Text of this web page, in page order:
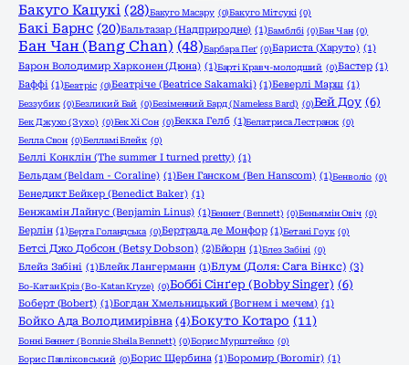
Бакуго Кацукі (28)Бакуго Масару (0)Бакуго Мітсукі (0)
Бакі Барнс (20)Бальтазар (Надприродне) (1)Бамблбі (0)Бан Чан (0)
Бан Чан (Bang Chan) (48)Барбара Пеґ (0)Бариста (Харуто) (1)
Барон Володимир Харконен (Дюна) (1)Барті Кравч-молодший (0)Бастер (1)
Баффі (1)Беатріс (0)Беатріче (Beatrice Sakamaki) (1)Беверлі Марш (1)
Беззубик (0)Безликий Бай (0)Безіменний Бард (Nameless Bard) (0)Бей Доу (6)
Бек Джухо (Зухо) (0)Бек Хі Сон (0)Бекка Гелб (1)Белатриса Лестранж (0)
Белла Свон (0)Белламі Блейк (0)
Беллі Конклін (The summer I turned pretty) (1)
Бельдам (Beldam - Coraline) (1)Бен Ганском (Ben Hanscom) (1)Бенволіо (0)
Бенедикт Бейкер (Benedict Baker) (1)
Бенжамін Лайнус (Benjamin Linus) (1)Беннет (Bennett) (0)Беньямін Овіч (0)
Берлін (1)Берта Голандська (0)Бертрада де Монфор (1)Бетані Гоук (0)
Бетсі Джо Добсон (Betsy Dobson) (2)Бйорн (1)Блез Забіні (0)
Блейз Забіні (1)Блейк Лангерманн (1)Блум (Доля: Сага Вінкс) (3)
Бо-Катан Кріз (Bo-Katan Kryze) (0)Боббі Сінґер (Bobby Singer) (6)
Боберт (Bobert) (1)Богдан Хмельницький (Вогнем і мечем) (1)
Бойко Ада Володимирівна (4)Бокуто Котаро (11)
Бонні Беннет (Bonnie Sheila Bennett) (0)Борис Мурштейко (0)
Борис Павліковський (0)Борис Щербина (1)Боромир (Boromir) (1)